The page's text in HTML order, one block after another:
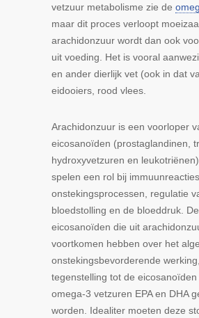
vetzuur metabolisme zie de
maar dit proces verloopt
arachidonzuur wordt dan ook
uit voeding. Het is vooral
en ander dierlijk vet (ook in dat
eidooiers, rood vlees.
Arachidonzuur is een voorloper
eicosanoïden (prostaglandinen,
hydroxyvetzuren en
spelen een rol bij
onstekingsprocessen, regulatie
bloedstolling en de bloeddruk. De
eicosanoïden die uit
voortkomen hebben over het
onstekingsbevorderende
tegenstelling tot de eicosanoïden
omega-3 vetzuren EPA en DHA
worden. Idealiter moeten deze